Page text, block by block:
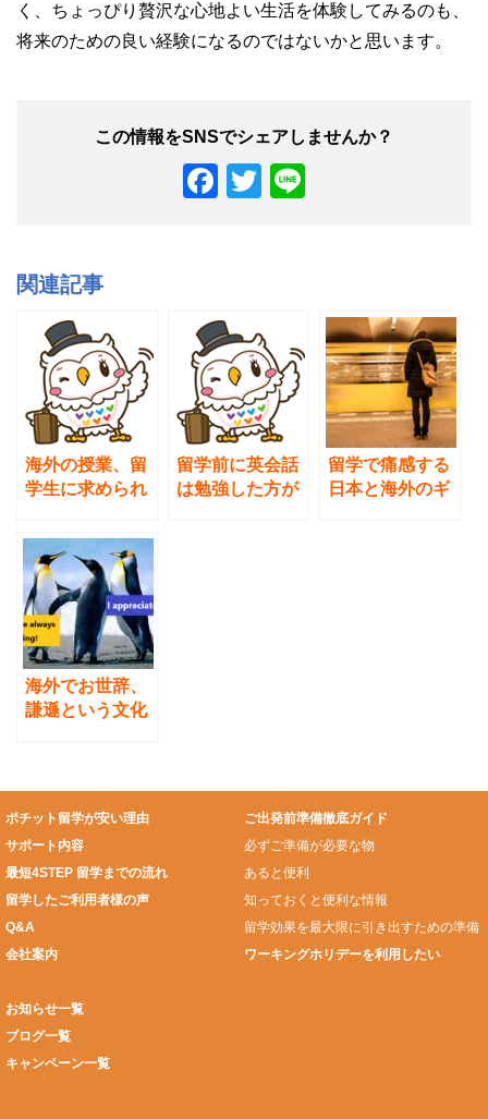
く、ちょっぴり贅沢な心地よい生活を体験してみるのも、
将来のための良い経験になるのではないかと思います。
F
b
o
o
k
T
関連記事
海外の授業、留
学生に求められ
は？日本と米国
の授業比較
留学前に英会話
は勉強した方が
留学で痛感する
日本と海外のギ
海外でお世辞、
謙遜という文化
ポチット留学が安い理由
サポート内容
最短4STEP 留学までの流れ
留学したご利用者様の声
Q&A
会社案内
ご出発前準備徹底ガイド
必ずご準備が必要な物
あると便利
知っておくと便利な情報
留学効果を最大限に引き出すための準備
ワーキングホリデーを利用したい
お知らせ一覧
ブログ一覧
キャンペーン一覧